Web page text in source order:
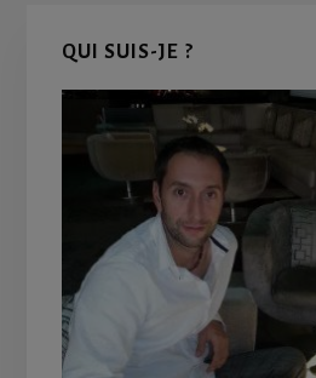
Primary
Sidebar
QUI SUIS-JE ?